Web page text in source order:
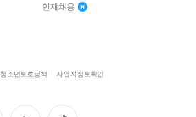
인재채용
청소년보호정책 사업자정보확인